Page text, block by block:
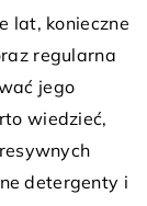
lat, konieczne
regularna
jego
wiedzieć,
detergenty i